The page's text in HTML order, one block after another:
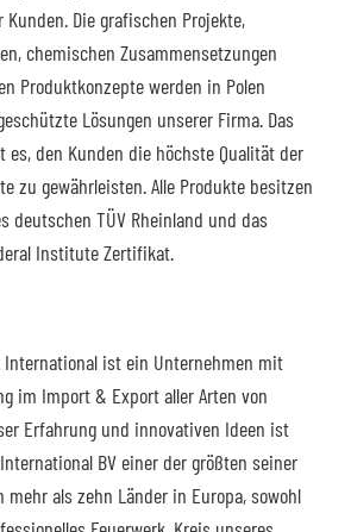
Die grafischen Projekte,
chemischen Zusammensetzungen
Produktkonzepte werden in Polen
Lösungen unserer Firma. Das
es, den Kunden die höchste Qualität der
zu gewährleisten. Alle Produkte besitzen
deutschen TÜV Rheinland und das
Institute Zertifikat.
International ist ein Unternehmen mit
im Import & Export aller Arten von
Erfahrung und innovativen Ideen ist
BV einer der größten seiner
als zehn Länder in Europa, sowohl